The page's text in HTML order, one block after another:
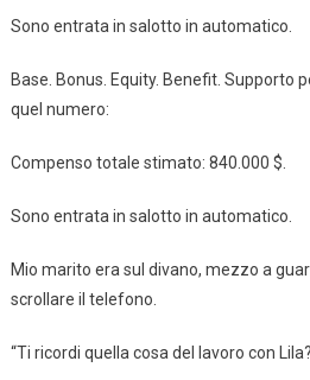
Sono entrata in salotto in automatico.
Base. Bonus. Equity. Benefit. Supporto
quel numero:
Compenso totale stimato: 840.000 $.
Sono entrata in salotto in automatico.
Mio marito era sul divano, mezzo a
scrollare il telefono.
“Ti ricordi quella cosa del lavoro con